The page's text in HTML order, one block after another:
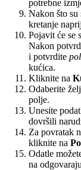
potrebne
Nakon što
kretanje
Pojavit će se
Nakon
i potvrdite
kućica.
Kliknite na
Odaberite
polje.
Unesite
dovršili
Za povratak
kliknite na
Odatle
na